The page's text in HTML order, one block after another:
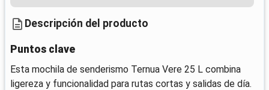
Descripción del producto
Puntos clave
Esta mochila de senderismo Ternua Vere 25 L combina
ligereza y funcionalidad para rutas cortas y salidas de día.